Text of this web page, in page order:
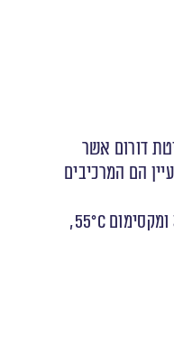
דורום אשר
הם המרכיבים
שימוש בפלטות ברונזה עגולות וייבוש בטמפרטורות נמוכות 36°C ומקסימום 55°C,